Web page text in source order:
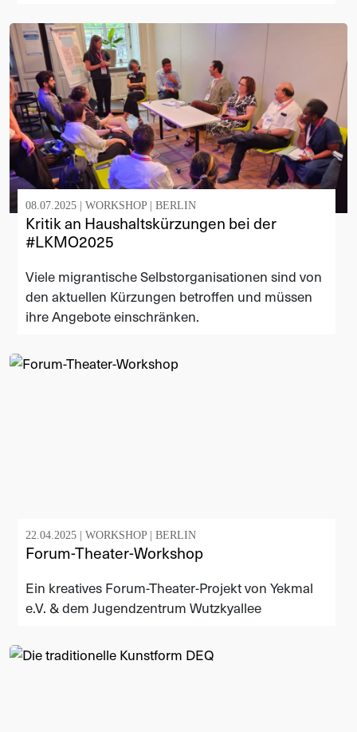
08.07.2025 | WORKSHOP | BERLIN
Kritik an Haushaltskürzungen bei der
#LKMO2025
Viele migrantische Selbstorganisationen sind von
den aktuellen Kürzungen betroffen und müssen
ihre Angebote einschränken.
22.04.2025 | WORKSHOP BERLIN
Forum-Theater-Workshop
Ein kreatives Forum-Theater-Projekt von Yekmal
e.V. & dem Jugendzentrum Wutzkyallee